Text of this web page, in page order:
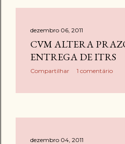
dezembro 06, 2011
CVM ALTERA
ENTREGA DE ITRS
Compartilhar 1 comentário
dezembro 04, 2011